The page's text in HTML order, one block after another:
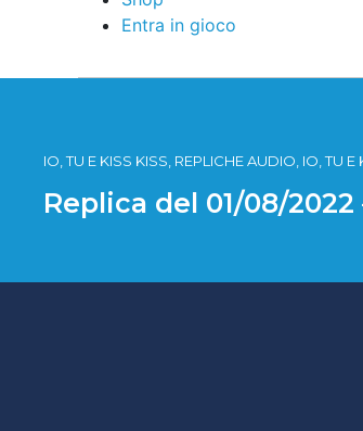
Entra in gioco
IO, TU E KISS KISS, REPLICHE AUDIO, IO, TU
Replica del 01/08/2022